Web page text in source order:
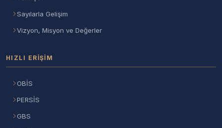
Sayılarla Gelişim
Vizyon, Misyon ve Değerler
HIZLI ERIŞIM
OBİS
PERSİS
GBS